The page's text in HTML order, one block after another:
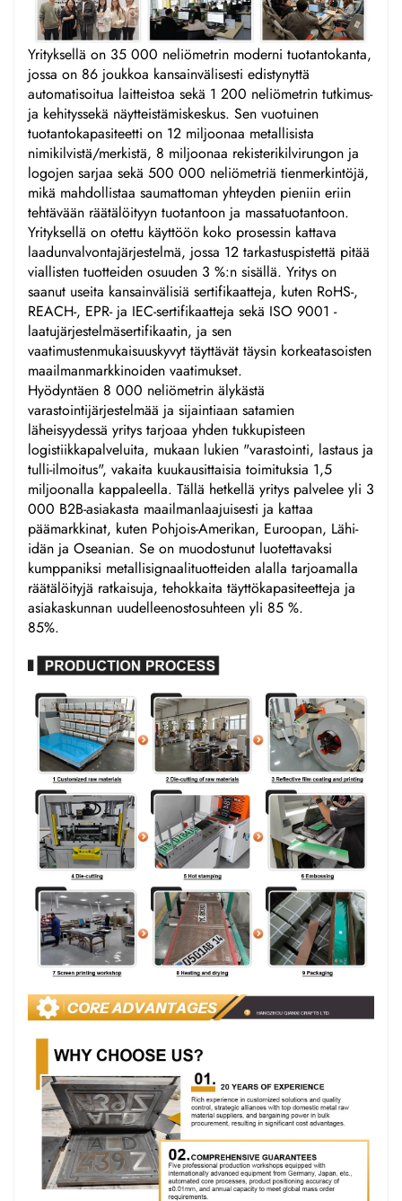
Yrityksellä on 35 000 neliömetrin moderni tuotantokanta,
jossa on 86 joukkoa kansainvälisesti edistynyttä
automatisoitua laitteistoa sekä 1 200 neliömetrin tutkimus-
ja kehityssekä näytteistämiskeskus. Sen vuotuinen
tuotantokapasiteetti on 12 miljoonaa metallisista
nimikilvistä/merkistä, 8 miljoonaa rekisterikilvirungon ja
logojen sarjaa sekä 500 000 neliömetriä tienmerkintöjä,
mikä mahdollistaa saumattoman yhteyden pieniin eriin
tehtävään räätälöityyn tuotantoon ja massatuotantoon.
Yrityksellä on otettu käyttöön koko prosessin kattava
laadunvalvontajärjestelmä, jossa 12 tarkastuspistettä pitää
viallisten tuotteiden osuuden 3 %:n sisällä. Yritys on
saanut useita kansainvälisiä sertifikaatteja, kuten RoHS-,
REACH-, EPR- ja IEC-sertifikaatteja sekä ISO 9001 -
laatujärjestelmäsertifikaatin, ja sen
vaatimustenmukaisuuskyvyt täyttävät täysin korkeatasoisten
maailmanmarkkinoiden vaatimukset.
Hyödyntäen 8 000 neliömetrin älykästä
varastointijärjestelmää ja sijaintiaan satamien
läheisyydessä yritys tarjoaa yhden tukkupisteen
logistiikkapalveluita, mukaan lukien "varastointi, lastaus ja
tulli-ilmoitus", vakaita kuukausittaisia toimituksia 1,5
miljoonalla kappaleella. Tällä hetkellä yritys palvelee yli 3
000 B2B-asiakasta maailmanlaajuisesti ja kattaa
päämarkkinat, kuten Pohjois-Amerikan, Euroopan, Lähi-
idän ja Oseanian. Se on muodostunut luotettavaksi
kumppaniksi metallisignaalituotteiden alalla tarjoamalla
räätälöityjä ratkaisuja, tehokkaita täyttökapasiteetteja ja
asiakaskunnan uudelleenostosuhteen yli 85 %.
85%.